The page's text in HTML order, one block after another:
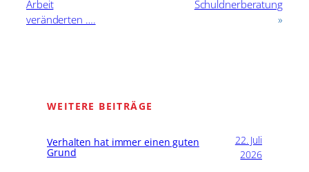
Arbeit
veränderten ….
Schuldnerberatung
»
WEITERE BEITRÄGE
Verhalten hat immer einen guten
Grund
22. Juli
2026